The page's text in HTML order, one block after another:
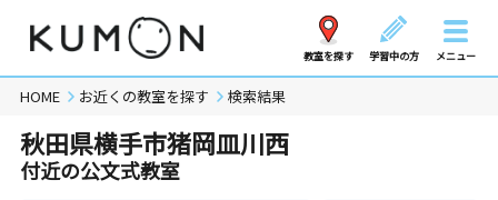
教室を探す 学習中の方 メニュー
HOME お近くの教室を探す 検索結果
秋田県横手市猪岡皿川西
付近の公文式教室